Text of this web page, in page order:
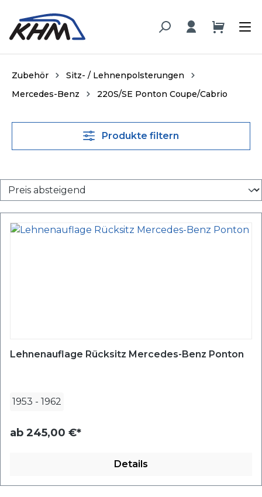
springen
Zubehör
Sitz- / Lehnenpolsterungen
Mercedes-Benz
220S/SE Ponton Coupe/Cabrio
Produkte filtern
Lehnenauflage Rücksitz Mercedes-Benz Ponton
1953 - 1962
ab 245,00 €*
Details